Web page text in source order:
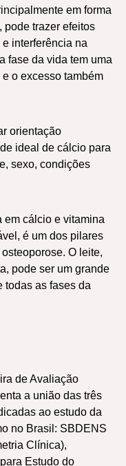
em forma
pode trazer efeitos
interferência na
fase da vida tem uma
o excesso também
orientação
ideal de cálcio para
sexo, condições
em cálcio e vitamina
é um dos pilares
O leite,
pode ser um grande
todas as fases da
de Avaliação
a união das três
ao estudo da
no Brasil: SBDENS
Clínica),
Estudo do